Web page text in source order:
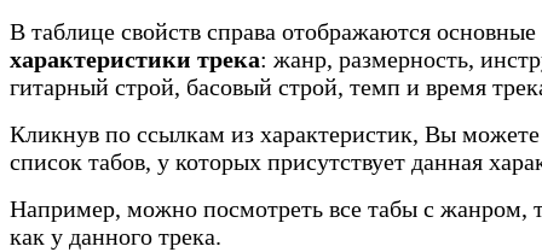
В таблице свойств справа отображаются основные
характеристики трека: жанр, размерность,
гитарный строй, басовый строй, темп и время
Кликнув по ссылкам из характеристик, Вы
список табов, у которых присутствует данная
Например, можно посмотреть все табы с жанром,
как у данного трека.